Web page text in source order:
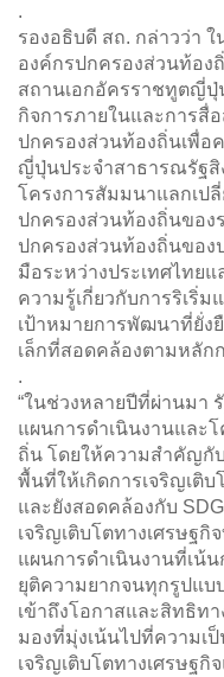
.
รองอธิบดี สถ. กล่าวว่า
องค์กรปกครองส่วนท้อ
สถานเอกอัครราชทูตญี่ปุ่
กิจการภายในและการสื่
ปกครองส่วนท้องถิ่นเพื่อ
ญี่ปุ่นประจำสาธารณรัฐ
โครงการสัมมนาแลกเป
ปกครองส่วนท้องถิ่นของ
ปกครองส่วนท้องถิ่นของ
มือระหว่างประเทศไทย
ความรู้เกี่ยวกับการริเริ่
เป้าหมายการพัฒนาที่ยั่ง
เล็กที่สอดคล้องตามหลัก
.
“ในช่วงหลายปีที่ผ่านมา
แผนการดำเนินงานและ
ถิ่น โดยให้ความสำคัญกั
พื้นที่ให้เกิดการเจริญเติ
และยังสอดคล้องกับ
เจริญเติบโตทางเศรษฐ
แผนการดำเนินงานที่เน้
ยุติความยากจนทุกรูปแ
เข้าถึงโอกาสและสิทธิท
มองที่มุ่งเน้นไปที่ความเ
เจริญเติบโตทางเศรษฐ